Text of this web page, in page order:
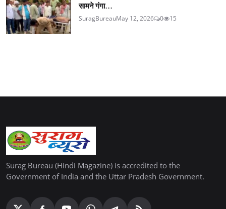
सामने गंगा...
SuragBureauMay 12, 2026 0 15
Surag Bureau (Hindi Magazine) is accredited to the
Government of India and the Uttar Pradesh Government.